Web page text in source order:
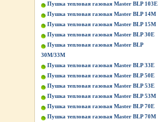
Пушка тепловая газовая Master BLP 103E
Пушка тепловая газовая Master BLP 14M
Пушка тепловая газовая Master BLP 15M
Пушка тепловая газовая Master BLP 30E
Пушка тепловая газовая Master BLP
30M/33M
Пушка тепловая газовая Master BLP 33E
Пушка тепловая газовая Master BLP 50E
Пушка тепловая газовая Master BLP 53E
Пушка тепловая газовая Master BLP 53M
Пушка тепловая газовая Master BLP 70E
Пушка тепловая газовая Master BLP 70M